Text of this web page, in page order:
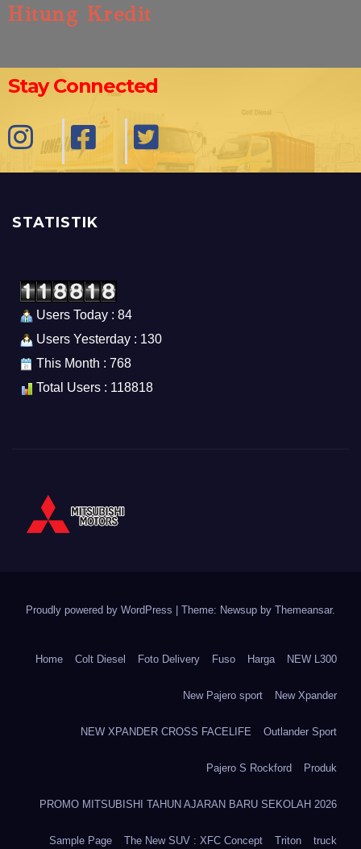
Hitung Kredit
Stay Connected
STATISTIK
Users Today : 84
Users Yesterday : 130
This Month : 768
Total Users : 118818
Proudly powered by WordPress Theme: Newsup by Themeansar.
Home Colt Diesel Foto Delivery Fuso Harga NEW L300
New Pajero sport New Xpander
NEW XPANDER CROSS FACELIFE Outlander Sport
Pajero S Rockford Produk
PROMO MITSUBISHI TAHUN AJARAN BARU SEKOLAH 2026
Sample Page The New SUV : XFC Concept Triton truck